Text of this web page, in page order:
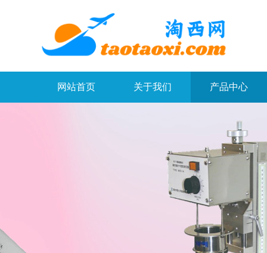
网站首页 关于我们 产品中心